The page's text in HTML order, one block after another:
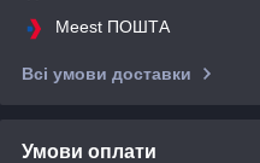
Meest ПОШТА
Всі умови доставки
Умови оплати